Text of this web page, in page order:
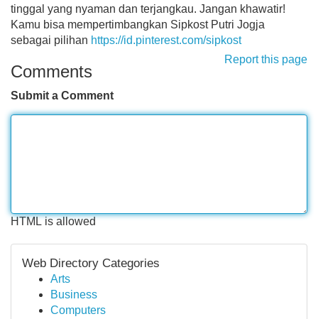
tinggal yang nyaman dan terjangkau. Jangan khawatir!
Kamu bisa mempertimbangkan Sipkost Putri Jogja
sebagai pilihan https://id.pinterest.com/sipkost
Report this page
Comments
Submit a Comment
HTML is allowed
Web Directory Categories
Arts
Business
Computers